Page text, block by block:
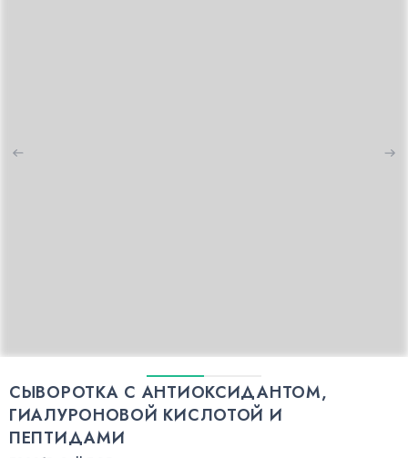
СЫВОРОТКА С АНТИОКСИДАНТОМ,
ГИАЛУРОНОВОЙ КИСЛОТОЙ И
ПЕПТИДАМИ